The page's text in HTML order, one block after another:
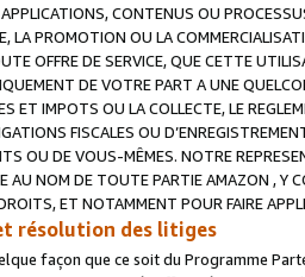
CONTENUS OU
LA PROMOTION OU LA
OFFRE DE SERVICE, QUE CETTE
DE VOTRE PART A UNE
ET IMPOTS OU LA COLLECTE, LE
FISCALES OU
OU DE VOUS-MÊMES. NOTRE
AU NOM DE TOUTE PARTIE AMAZON , Y
ET NOTAMMENT POUR FAIRE
résolution des litiges
façon que ce soit du Programme